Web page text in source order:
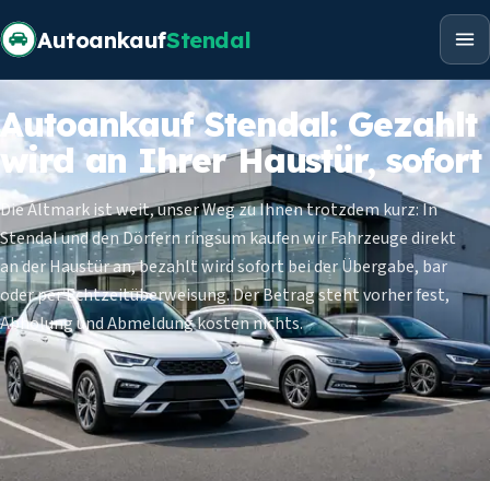
AutoankaufStendal
Autoankauf Stendal: Gezahlt
wird an Ihrer Haustür, sofort
Die Altmark ist weit, unser Weg zu Ihnen trotzdem kurz: In
Stendal und den Dörfern ringsum kaufen wir Fahrzeuge direkt
an der Haustür an, bezahlt wird sofort bei der Übergabe, bar
oder per Echtzeitüberweisung. Der Betrag steht vorher fest,
Abholung und Abmeldung kosten nichts.